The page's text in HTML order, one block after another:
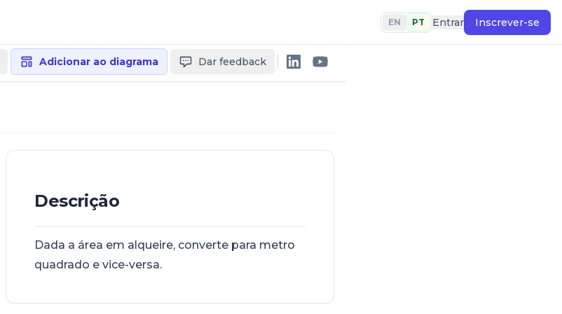
EN PT Entrar Inscrever-se
Adicionar ao diagrama Dar feedback
Descrição
Dada a área em alqueire, converte para metro
quadrado e vice-versa.